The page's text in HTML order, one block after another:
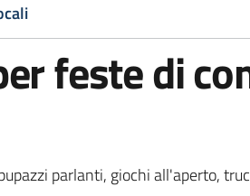
feste di
parlanti, giochi all'aperto,